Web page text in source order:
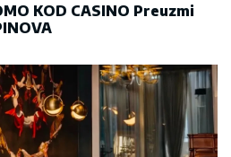
KOD CASINO Preuzmi